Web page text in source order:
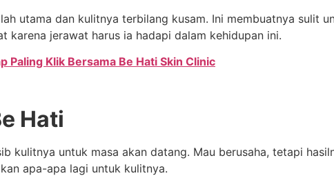
utama dan kulitnya terbilang kusam. Ini membuatnya sulit
karena jerawat harus ia hadapi dalam kehidupan ini.
Paling Klik Bersama Be Hati Skin Clinic
Hati
kulitnya untuk masa akan datang. Mau berusaha, tetapi
apa-apa lagi untuk kulitnya.